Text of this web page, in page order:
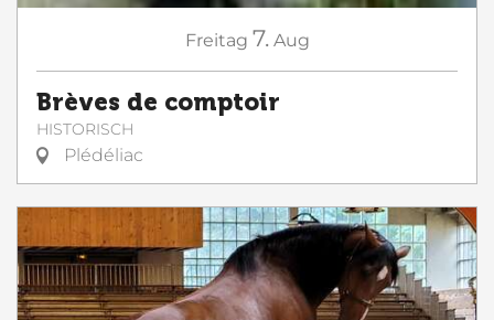
Freitag 7. Aug
Brèves de comptoir
HISTORISCH
Plédéliac